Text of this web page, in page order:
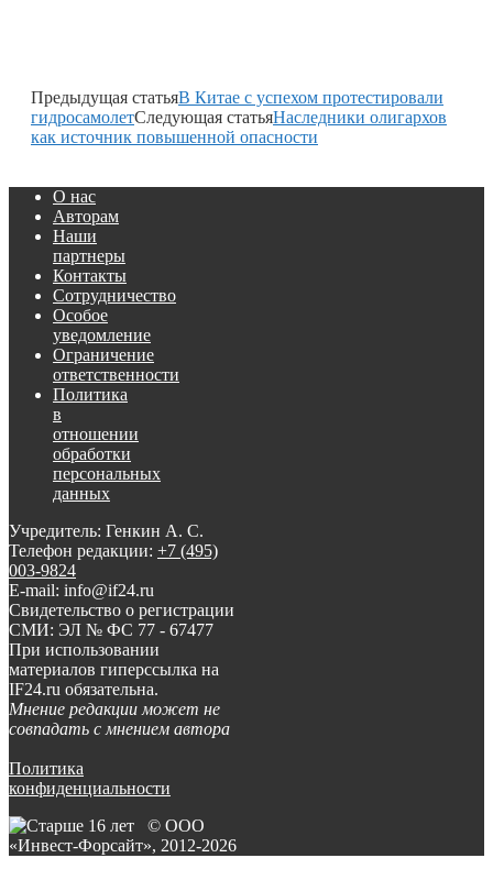
Предыдущая статьяВ Китае с успехом протестировали
гидросамолетСледующая статьяНаследники олигархов
как источник повышенной опасности
О нас
Авторам
Наши
партнеры
Контакты
Сотрудничество
Особое
уведомление
Ограничение
ответственности
Политика
в
отношении
обработки
персональных
данных
Учредитель: Генкин А. С.
Телефон редакции: +7 (495)
003-9824
E-mail: info@if24.ru
Свидетельство о регистрации
СМИ: ЭЛ № ФС 77 - 67477
При использовании
материалов гиперссылка на
IF24.ru обязательна.
Мнение редакции может не
совпадать с мнением автора
Политика
конфиденциальности
© ООО
«Инвест-Форсайт», 2012-2026